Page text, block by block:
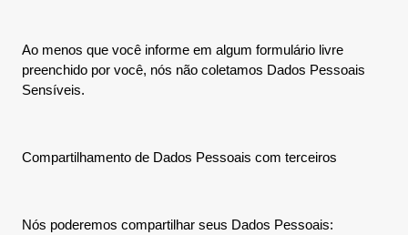
Ao menos que você informe em algum formulário livre
preenchido por você, nós não coletamos Dados Pessoais
Sensíveis.
Compartilhamento de Dados Pessoais com terceiros
Nós poderemos compartilhar seus Dados Pessoais: